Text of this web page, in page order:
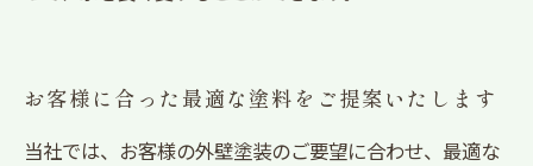
お客様に合った最適な塗料をご提案いたします
当社では、お客様の外壁塗装のご要望に合わせ、最適な